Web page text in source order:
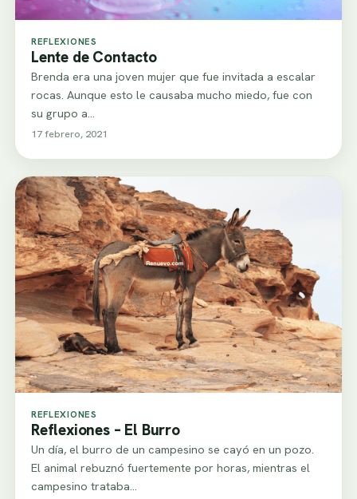
REFLEXIONES
Lente de Contacto
Brenda era una joven mujer que fue invitada a escalar
rocas. Aunque esto le causaba mucho miedo, fue con
su grupo a…
17 febrero, 2021
REFLEXIONES
Reflexiones – El Burro
Un día, el burro de un campesino se cayó en un pozo.
El animal rebuznó fuertemente por horas, mientras el
campesino trataba…